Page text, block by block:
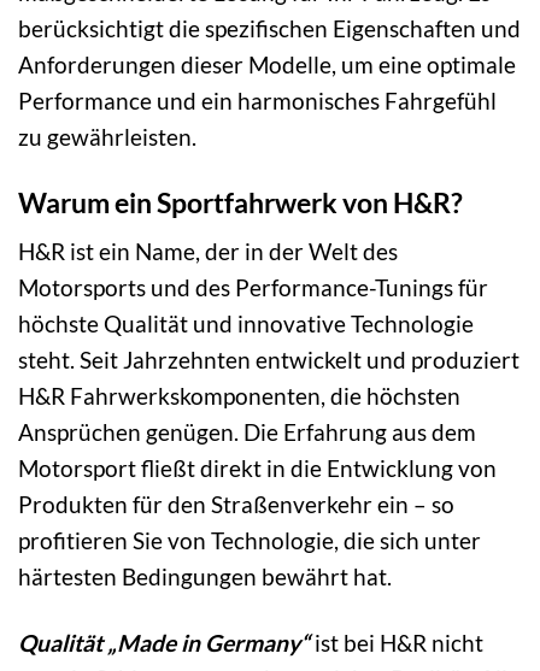
berücksichtigt die spezifischen Eigenschaften und
Anforderungen dieser Modelle, um eine optimale
Performance und ein harmonisches Fahrgefühl
zu gewährleisten.
Warum ein Sportfahrwerk von H&R?
H&R ist ein Name, der in der Welt des
Motorsports und des Performance-Tunings für
höchste Qualität und innovative Technologie
steht. Seit Jahrzehnten entwickelt und produziert
H&R Fahrwerkskomponenten, die höchsten
Ansprüchen genügen. Die Erfahrung aus dem
Motorsport fließt direkt in die Entwicklung von
Produkten für den Straßenverkehr ein – so
profitieren Sie von Technologie, die sich unter
härtesten Bedingungen bewährt hat.
Qualität „Made in Germany“ist bei H&R nicht